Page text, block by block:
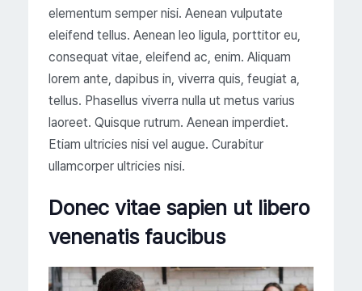
elementum semper nisi. Aenean vulputate
eleifend tellus. Aenean leo ligula, porttitor eu,
consequat vitae, eleifend ac, enim. Aliquam
lorem ante, dapibus in, viverra quis, feugiat a,
tellus. Phasellus viverra nulla ut metus varius
laoreet. Quisque rutrum. Aenean imperdiet.
Etiam ultricies nisi vel augue. Curabitur
ullamcorper ultricies nisi.
Donec vitae sapien ut libero
venenatis faucibus